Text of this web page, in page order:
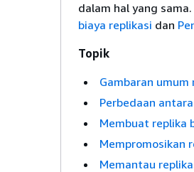
dalam hal yang
biaya replikasi dan
Topik
Gambaran umum
Perbedaan
Membuat replika
Mempromosikan
Memantau